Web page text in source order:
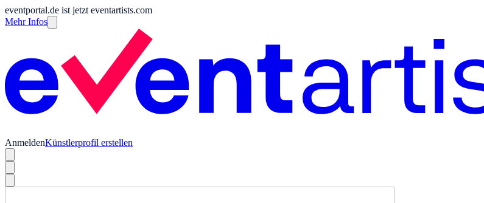
eventportal.de ist jetzt eventartists.com
Mehr Infos
AnmeldenKünstlerprofil erstellen